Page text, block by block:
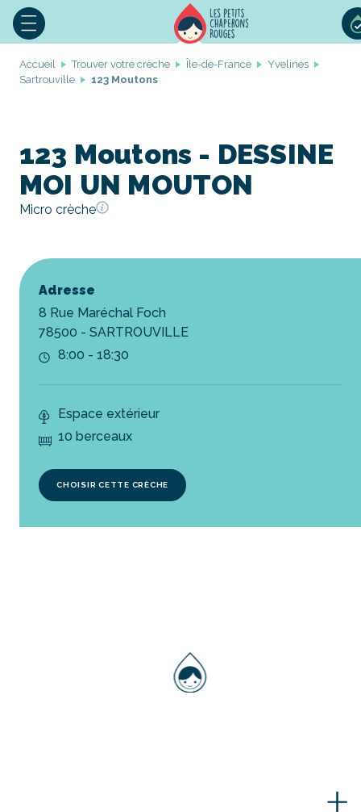
Accueil Trouver votre crèche Île-de-France
Yvelines
Sartrouville
123 Moutons
123 Moutons - DESSINE
MOI UN MOUTON
Micro crèche
Adresse
8 Rue Maréchal Foch
78500 - SARTROUVILLE
8:00 - 18:30
Espace extérieur
10 berceaux
CHOISIR CETTE CRÈCHE